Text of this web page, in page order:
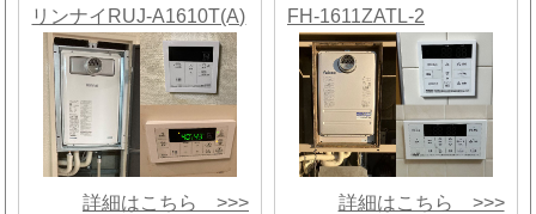
リンナイRUJ-A1610T(A)
詳細はこちら >>>
FH-1611ZATL-2
詳細はこちら >>>